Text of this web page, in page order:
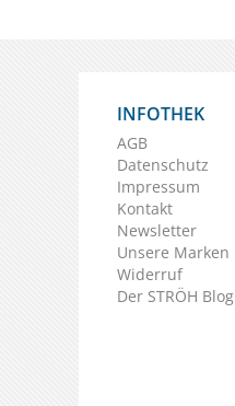
INFOTHEK
AGB
Datenschutz
Impressum
Kontakt
Newsletter
Unsere Marken
Widerruf
Der STRÖH Blog